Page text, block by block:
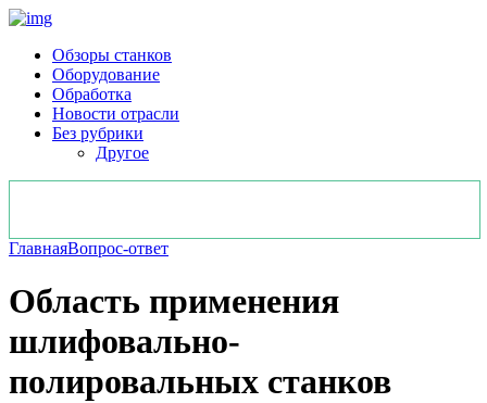
Обзоры станков
Оборудование
Обработка
Новости отрасли
Без рубрики
Другое
ГлавнаяВопрос-ответ
Область применения
шлифовально-
полировальных станков